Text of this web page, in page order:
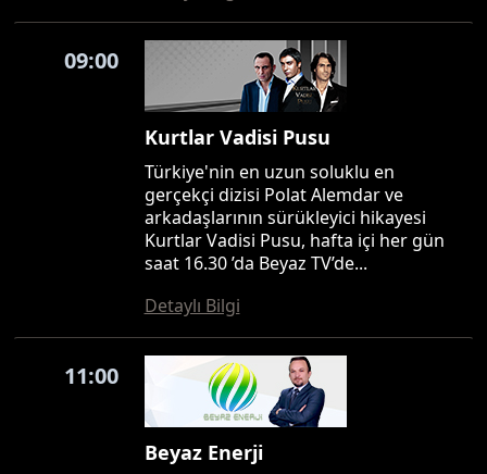
09:00
Kurtlar Vadisi Pusu
Türkiye'nin en uzun soluklu en
gerçekçi dizisi Polat Alemdar ve
arkadaşlarının sürükleyici hikayesi
Kurtlar Vadisi Pusu, hafta içi her gün
saat 16.30 ’da Beyaz TV’de...
Detaylı Bilgi
11:00
Beyaz Enerji